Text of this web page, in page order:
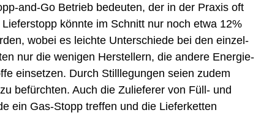
and-Go Betrieb bedeu­ten, der in der Pra­xis oft
könn­te im Schnitt nur noch etwa 12%
wobei es leich­te Unter­schie­de bei den ein­zel­
nur die weni­gen Her­stel­lern, die ande­re Ener­gie­
ein­set­zen. Durch Still­le­gun­gen sei­en zudem
befürch­ten. Auch die Zulie­fe­rer von Füll- und
ein Gas-Stopp tref­fen und die Lie­fer­ket­ten